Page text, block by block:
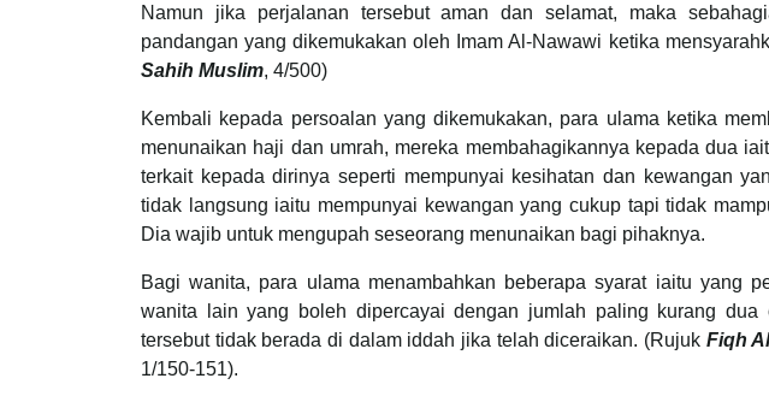
Namun jika perjalanan tersebut aman dan selamat, maka
pandangan yang dikemukakan oleh Imam Al-Nawawi ketika
Sahih Muslim, 4/500)
Kembali kepada persoalan yang dikemukakan, para ulama ketika
menunaikan haji dan umrah, mereka membahagikannya kepada dua
terkait kepada dirinya seperti mempunyai kesihatan dan kewangan
tidak langsung iaitu mempunyai kewangan yang cukup tapi tidak
Dia wajib untuk mengupah seseorang menunaikan bagi pihaknya.
Bagi wanita, para ulama menambahkan beberapa syarat iaitu yang
wanita lain yang boleh dipercayai dengan jumlah paling kurang dua
tersebut tidak berada di dalam iddah jika telah diceraikan. (Rujuk Fiqh
1/150-151).